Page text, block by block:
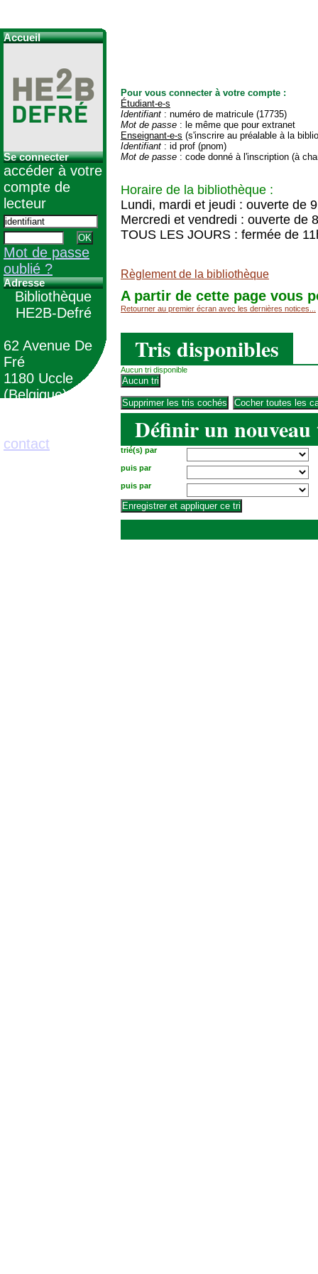
Pour vous connecter à votre compte :
Étudiant-e-s
Identifiant : numéro de matricule (17735)
Mot de passe : le même que pour extranet
Enseignant-e-s (s'inscrire au préalable à la
Identifiant : id prof (pnom)
Mot de passe : code donné à l'inscription (à
Horaire de la bibliothèque :
Lundi, mardi et jeudi : ouverte de
Mercredi et vendredi : ouverte de
TOUS LES JOURS : fermée de
Règlement de la bibliothèque
A partir de cette page vous
Retourner au premier écran avec les dernières notices...
Tris disponibles
Aucun tri disponible
Définir un
trié(s) par
puis par
puis par
Accueil
Se connecter
accéder à votre
compte de
lecteur
Mot de passe
oublié ?
Adresse
Bibliothèque
HE2B-Defré
62 Avenue De
Fré
1180 Uccle
(Belgique)
contact